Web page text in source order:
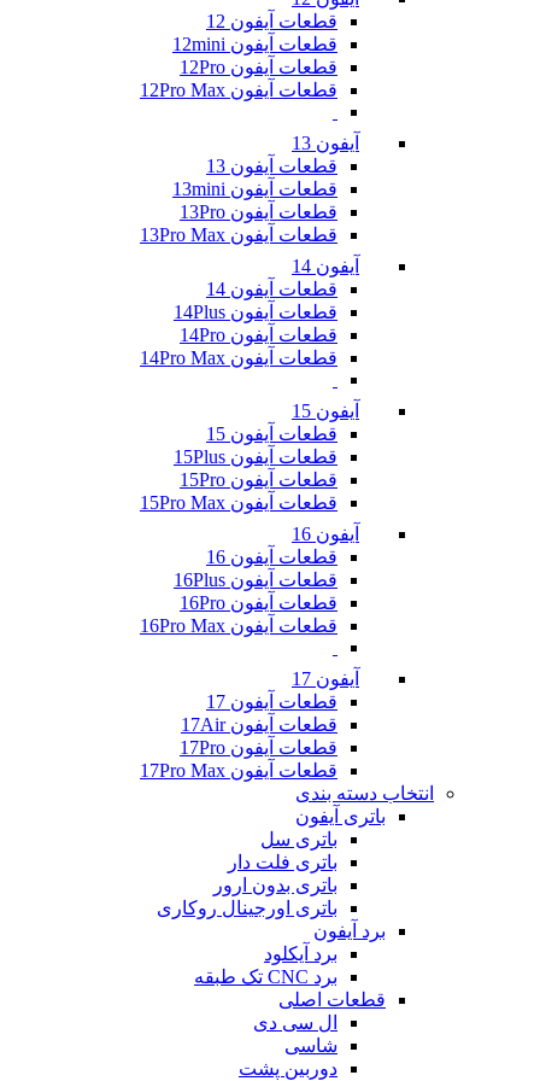
قطعات آیفون 12
قطعات آیفون 12mini
قطعات آیفون 12Pro
قطعات آیفون 12Pro Max
آیفون 13
قطعات آیفون 13
قطعات آیفون 13mini
قطعات آیفون 13Pro
قطعات آیفون 13Pro Max
آیفون 14
قطعات آیفون 14
قطعات آیفون 14Plus
قطعات آیفون 14Pro
قطعات آیفون 14Pro Max
آیفون 15
قطعات آیفون 15
قطعات آیفون 15Plus
قطعات آیفون 15Pro
قطعات آیفون 15Pro Max
آیفون 16
قطعات آیفون 16
قطعات آیفون 16Plus
قطعات آیفون 16Pro
قطعات آیفون 16Pro Max
آیفون 17
قطعات آیفون 17
قطعات آیفون 17Air
قطعات آیفون 17Pro
قطعات آیفون 17Pro Max
انتخاب دسته بندی
باتری آیفون
باتری سل
باتری فلت دار
باتری بدون ارور
باتری اورجینال روکاری
برد آیفون
برد آیکلود
برد CNC تک طبقه
قطعات اصلی
ال سی دی
شاسی
دوربین پشت